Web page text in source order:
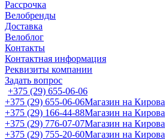
Рассрочка
Велобренды
Доставка
Велоблог
Контакты
Контактная информация
Реквизиты компании
Задать вопрос
+375 (29) 655-06-06
+375 (29) 655-06-06Магазин на Кирова
+375 (29) 166-44-88Магазин на Кирова
+375 (29) 776-07-07Магазин на Кирова
+375 (29) 755-20-60Магазин на Кирова